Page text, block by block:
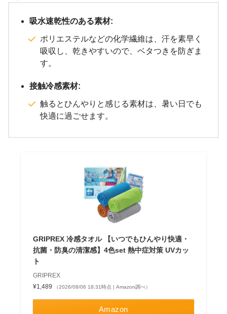
吸水速乾性のある素材:
ポリエステルなどの化学繊維は、汗を素早く
吸収し、乾きやすいので、ベタつきを防ぎま
す。
接触冷感素材:
触るとひんやりと感じる素材は、暑い日でも
快適に過ごせます。
GRIPREX 冷感タオル 【いつでもひんやり快適・
抗菌・防臭の清潔感】4色set 熱中症対策 UVカッ
ト
GRIPREX
¥1,489
（2026/08/06 18:31時点 | Amazon調べ）
Amazon